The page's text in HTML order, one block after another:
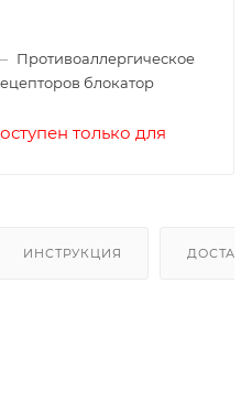
Противоаллергическое
блокатор
только для
ИНСТРУКЦИЯ